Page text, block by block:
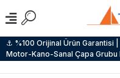
⚓ %100 Orijinal Ürün
Motor-Kano-Sanal Çapa Grubu